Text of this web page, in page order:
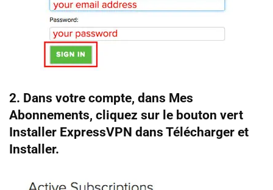
2. Dans votre compte, dans Mes
Abonnements, cliquez sur le bouton vert
Installer ExpressVPN dans Télécharger et
Installer.